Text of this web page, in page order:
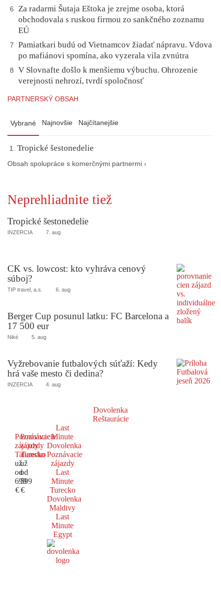
6
Za radarmi Šutaja Eštoka je zrejme osoba, ktorá
obchodovala s ruskou firmou zo sankčného zoznamu
EÚ
7
Pamiatkari budú od Vietnamcov žiadať nápravu. Vdova
po mafiánovi spomína, ako vyzerala vila zvnútra
8
V Slovnafte došlo k menšiemu výbuchu. Ohrozenie
verejnosti nehrozí, tvrdí spoločnosť
PARTNERSKÝ OBSAH
Vybrané Najnovšie Najčítanejšie
Tropické šestonedelie
Obsah spolupráce s komerčnými partnermi ›
Neprehliadnite tiež
Tropické šestonedelie
INZERCIA 7. aug
CK vs. lowcost: kto vyhráva cenový
súboj?
TIP travel, a.s. 6. aug
Berger Cup posunul latku: FC Barcelona a
17 500 eur
Niké 5. aug
Vyžrebovanie futbalových súťaží: Kedy
hrá vaše mesto či dedina?
INZERCIA 4. aug
Dovolenka
Reštaurácie
Poznávacie
zájazdy
Taliansko
už
od
699
€
Poznávacie
zájazdy
Turecko
už
od
599
€
Last
Minute
Dovolenka
Poznávacie
zájazdy
Last
Minute
Turecko
Dovolenka
Maldivy
Last
Minute
Egypt